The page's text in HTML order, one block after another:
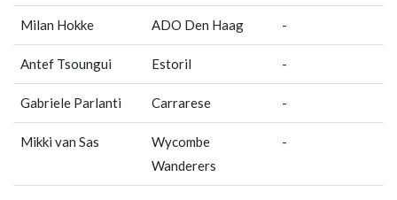
Milan Hokke ADO Den Haag -
Antef Tsoungui Estoril -
Gabriele Parlanti Carrarese -
Mikki van Sas
Wycombe
Wanderers
-